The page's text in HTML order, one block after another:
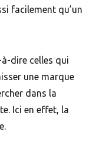
facilement qu’un
dire celles qui
une marque
dans la
Ici en effet, la